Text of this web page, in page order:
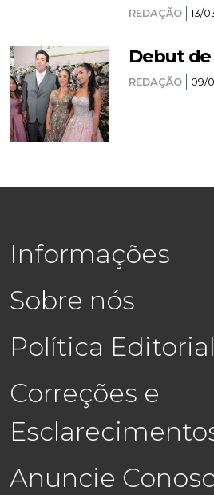
REDAÇÃO 13/
Debut de
REDAÇÃO 09/
Informações
Sobre nós
Política Editorial
Correções e
Anuncie